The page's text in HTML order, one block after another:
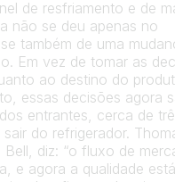
de resfriamento e de
não se deu apenas no
também de uma
Em vez de tomar as
ao destino do
essas decisões agora
entrantes, cerca de
do refrigerador.
diz: “o fluxo de
e agora a qualidade está